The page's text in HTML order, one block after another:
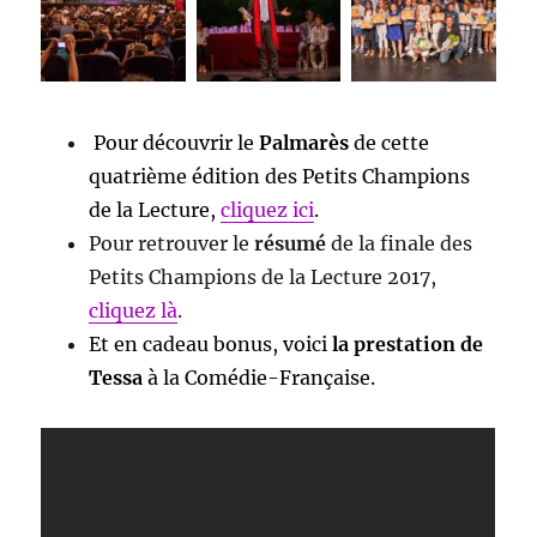
Pour découvrir lePalmarès de cette
quatrième édition des Petits Champions
de la Lecture,cliquez ici.
Pour retrouver lerésumé de la finale des
Petits Champions de la Lecture 2017,
cliquez là.
Et en cadeau bonus, voici la prestation de
Tessaà la Comédie-Française.